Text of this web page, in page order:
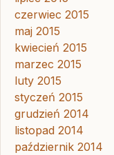
czerwiec 2015
maj 2015
kwiecień 2015
marzec 2015
luty 2015
styczeń 2015
grudzień 2014
listopad 2014
październik 2014